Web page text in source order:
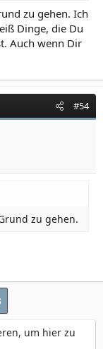
zu gehen. Ich
Dinge, die Du
Auch wenn Dir
#54
zu gehen.
um hier zu